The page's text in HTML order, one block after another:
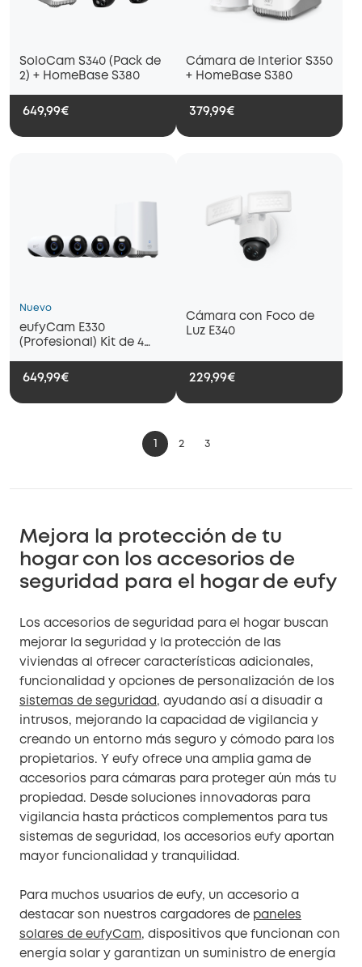
SoloCam S340 (Pack de
2) + HomeBase S380
649,99€
Cámara de Interior S350
+ HomeBase S380
379,99€
Nuevo
eufyCam E330
(Profesional) Kit de 4
649,99€
Cámara con Foco de
Luz E340
229,99€
1 2 3
Mejora la protección de tu
hogar con los accesorios de
seguridad para el hogar de eufy
Los accesorios de seguridad para el hogar buscan
mejorar la seguridad y la protección de las
viviendas al ofrecer características adicionales,
funcionalidad y opciones de personalización de los
sistemas de seguridad , ayudando así a disuadir a
intrusos, mejorando la capacidad de vigilancia y
creando un entorno más seguro y cómodo para los
propietarios. Y eufy ofrece una amplia gama de
accesorios para cámaras para proteger aún más tu
propiedad. Desde soluciones innovadoras para
vigilancia hasta prácticos complementos para tus
sistemas de seguridad, los accesorios eufy aportan
mayor funcionalidad y tranquilidad.
Para muchos usuarios de eufy, un accesorio a
destacar son nuestros cargadores de paneles
solares de eufyCam, dispositivos que funcionan con
energía solar y garantizan un suministro de energía